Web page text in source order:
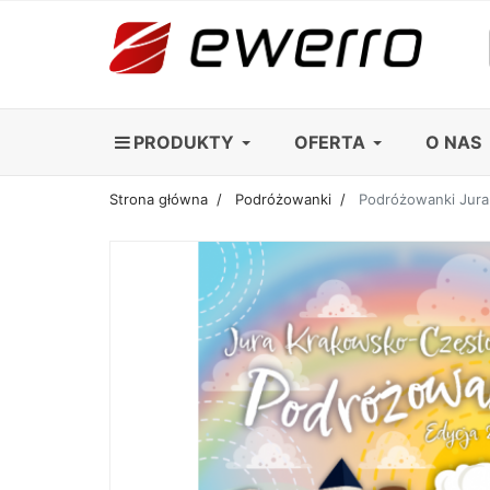
PRODUKTY OFERTA O NAS
Strona główna Podróżowanki Podróżowanki